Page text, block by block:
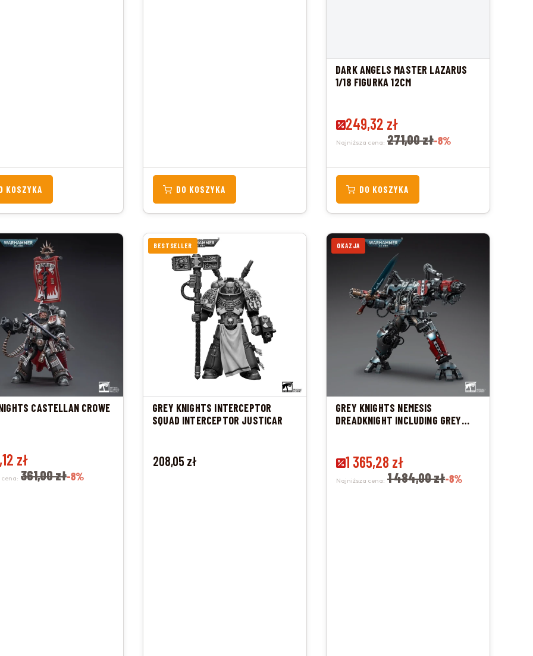
KOSZYKA DO KOSZYKA
DARK ANGELS MASTER LAZARUS
1/18 FIGURKA 12CM
Cena promocyjna
249,32 zł
Najniższa cena: 271,00 zł-8%
DO KOSZYKA
CASTELLAN CROWE
zł
361,00 zł-8%
BESTSELLER
GREY KNIGHTS INTERCEPTOR
SQUAD INTERCEPTOR JUSTICAR
Cena
208,05 zł
OKAZJA
GREY KNIGHTS NEMESIS
DREADKNIGHT INCLUDING GREY
Cena promocyjna
1 365,28 zł
Najniższa cena: 1 484,00 zł-8%